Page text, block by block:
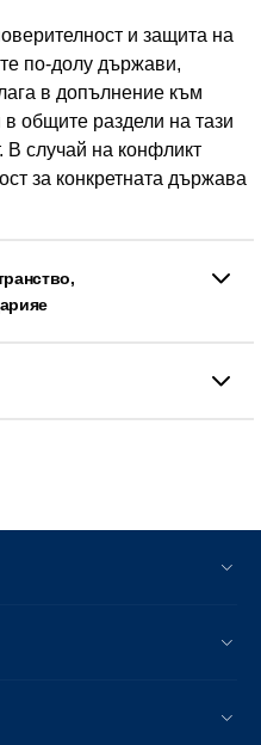
и защита на
по-долу държави,
в допълнение към
общите раздели на тази
В случай на конфликт
за конкретната държава